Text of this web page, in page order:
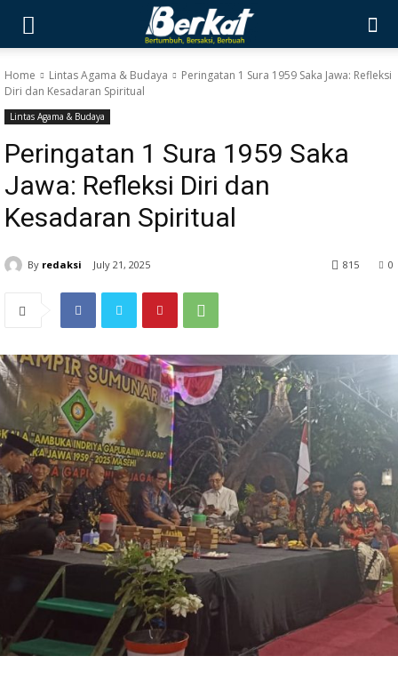
Home Lintas Agama & Budaya
Peringatan 1 Sura 1959 Saka Jawa: Refleksi
Diri dan Kesadaran Spiritual
Lintas Agama & Budaya
Peringatan 1 Sura 1959 Saka
Jawa: Refleksi Diri dan
Kesadaran Spiritual
By redaksi July 21, 2025 0
815